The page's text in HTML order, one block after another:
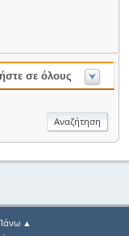
σε όλους
▲